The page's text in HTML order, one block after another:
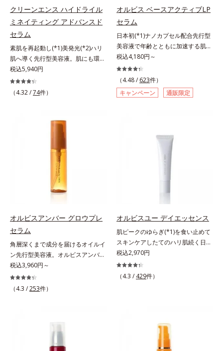
(*6)で大人肌にハリ感をプラス。す
るっと伸び広がるテクスチャー
で、"顔全体にご使用いただける設
計"。見えているシワはもちろん、
自分では気づきにくい死角のシワの
改善にも効果を発揮します。*1 メ
ラニンの生成を抑え、シミ・ソバカ
スを防ぐ*2 ナイアシンアミド（有
効成分）、水添大豆リン脂質、フィ
素地、ホホバアルコール、トリステ
アリン酸デカグリセリル（基剤）*5
角層の範囲内における自社従来品処
方との比較*6 ドクダミエキス、シ
クロヘキサンジカルボン酸ビスエト
キシジグリコール（保湿）＜使用量
目安＞パール1粒程度＜ご使用ステ
ップ＞洗顔料 ⇒ 化粧水 ⇒ ザ リン
の使用回数＞通常サイズ：約90回
（1.5ヵ月程度）ラージサイズ：約
180回（3ヵ月程度）各商品の詳し
い情報は商品ページをご覧くださ
い。・BEAUTY夏祭りは、こちら
チノール配合＝保湿成分*2 パルミ
成分*3 ラウロイルグルタミン酸ジ
（フィトステリル/オクチルドデシ
ル）配合＝保湿成分*4 角層まで
クリーンエンス ハイドライル
ミネイティング アドバンスド
セラム
素肌を再起動し(*1)美発光(*2)ハリ
肌へ導く先行型美容液。肌にも環境
にも、いいことを——。
「CLEANENCE（クリーンエン
ス）」が目指すのは、まっさらな素
されるはずだった原料や資源を「ア
ップサイクル（そのまま再利用する
めるような加工を行う）」。不要と
されるものを生まれ変わらせて新し
いパワーを引き出し、サイエンスの
力でまっさらな素肌へと導くクリー
ンビューティブランドです。
税込5,940円
（4.32 /74件）
オルビス ベースアクティブLP
セラム
日本初(*1)ナノカプセル配合先行型
美容液で年齢とともに加速する肌悩
み(*2)にブレーキを。スキンケアの
打ち止め感に。年齢とともに加速す
る肌悩み(*2)にブレーキをかけ、化
粧水前の土台(*3)づくりで、うるお
いに満ち満ちた内側から弾むような
そんな大人の肌悩みにアプローチす
る先行型美容液です。日本初(*1)、
毛穴約1/1000ナノサイズの極小カ
プセルの表面は肌になじみやすい構
造(*4)。内包した美容成分(*5)の浸
透をサポートし、角層すみずみをう
るおいで満たします。さらに“うる
おいの通り道”を作って化粧水のな
じみ感をUP。化粧水前に使うこと
で、普段の化粧水の手ごたえをより
実感できる、しっとり整った肌状態
へ。化粧水前に2プッシュ使うだけ
で、うるおいのすき間にぐんぐん入
り込み、うるおいで満ち満ちたハリ
－２０）アルキルグルコシドの組み
合わせが初（2023年4月 Mintel社デ
ータベースによる当社調べ）*2 う
税込4,180円～
（4.48 / 623件）
キャンペーン
通販限定
オルビスアンバー グロウプレ
セラム
角層深くまで成分を届けるオイルイ
ン先行型美容液。オルビスアンバー
は、いつも⾃然体で美しくありたい
と願う⼤⼈世代に寄り添うブランド
です。年齢印象研究に基づいた肌サ
フスタイルになじむ、若々しい印象
(*1)作りのサポートをします。オル
ビスアンバー グロウプレセラムオ
税込3,960円～
（4.3 /253件）
オルビスユー デイエッセンス
肌ピークのゆらぎ(*1)を食い止めて
スキンケアしたてのハリ肌続く日中
用美容液。起床直後にピークを迎
え、夕方から夜にかけて徐々にダウ
ンするハリのバイオリズムに着目し
して、うるおいをキープ。さらに紫
外線・近赤外線・大気汚染(*3)をカ
ットする成分を配合しており、外的
税込2,970円
（4.3 / 429件）